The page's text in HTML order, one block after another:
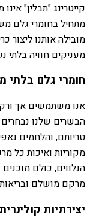
קייטרינג "תבלין"
מתחיל בחומרי גלם
מובילה אותנו ליצור
מעניקים חוויה בלתי
חומרי גלם בלתי
אנו משתמשים אך ורק
הבשרים שלנו
טריותם, והלחמים
מקוריות ואיכות כל
הנלווים, כולם
מרקם מושלם
יצירתיות